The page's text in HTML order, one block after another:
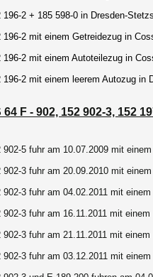
196-2 + 185 598-0 in Dresden-
196-2 mit einem Getreidezug in
196-2 mit einem Autoteilezug in
196-2 mit einem leerem Autozug in
64 F - 902, 152 902-3, 152
902-5 fuhr am 10.07.2009 mit
902-3 fuhr am 20.09.2010 mit
902-3 fuhr am 04.02.2011 mit
902-3 fuhr am 16.11.2011 mit
902-3 fuhr am 21.11.2011 mit
902-3 fuhr am 03.12.2011 mit